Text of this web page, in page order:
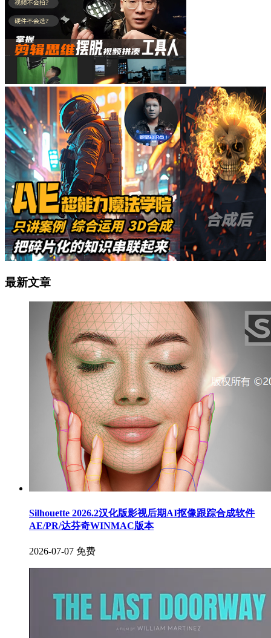
最新文章
Silhouette 2026.2汉化版影视后期AI抠像跟踪合成软件
AE/PR/达芬奇WINMAC版本
2026-07-07 免费